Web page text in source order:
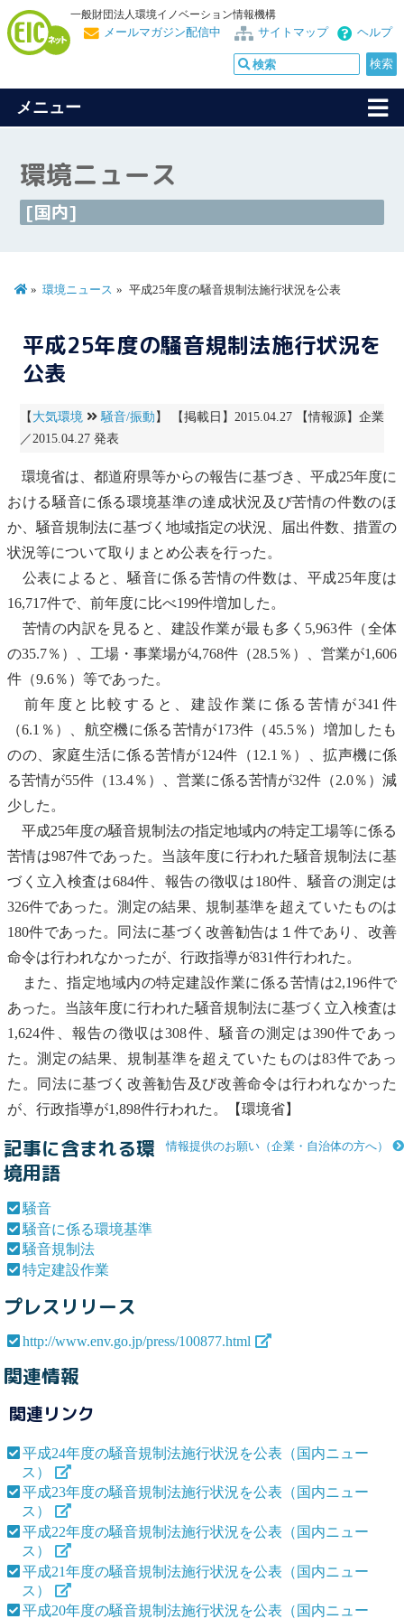
一般財団法人環境イノベーション情報機構
ヘルプ
サイトマップ
メールマガジン配信中
メニュー
環境ニュース
[国内]
環境ニュース 平成25年度の騒音規制法施行状況を公表
平成25年度の騒音規制法施行状況を
公表
【 大気環境 騒音/振動 】 【掲載日】2015.04.27 【情報源】企業
／2015.04.27 発表
環境省は、都道府県等からの報告に基づき、平成25年度に
おける騒音に係る環境基準の達成状況及び苦情の件数のほ
か、 騒音規制法に基づく地域指定の状況、届出件数、措置の
状況等について取りまとめ公表を行った。
公表によると、騒音に係る苦情の件数は、平成25年度は
16,717件で、前年度に比べ199件増加した。
苦情の内訳を見ると、建設作業が最も多く5,963件（全体
の35.7％）、工場・事業場が4,768件（28.5％）、営業が1,606
件（9.6％）等であった。
前年度と比較すると、建設作業に係る苦情が341件
（6.1％）、航空機に係る苦情が173件（45.5％）増加したも
のの、家庭生活に係る苦情が124件（12.1％）、拡声機に係
る苦情が55件（13.4％）、営業に係る苦情が32件（2.0％）減
少した。
平成25年度の騒音規制法の指定地域内の特定工場等に係る
苦情は987件であった。当該年度に行われた騒音規制法に基
づく立入検査は684件、報告の徴収は180件、 騒音の測定は
326件であった。測定の結果、規制基準を超えていたものは
180件であった。同法に基づく改善勧告は１件であり、改善
命令は行われなかったが、行政指導が831件行われた。
また、指定地域内の特定建設作業に係る苦情は2,196件で
あった。当該年度に行われた騒音規制法に基づく立入検査は
1,624件、報告の徴収は308件、騒音の測定は390件であっ
た。測定の結果、規制基準を超えていたものは83件であっ
た。同法に基づく改善勧告及び改善命令は行われなかった
が、行政指導が1,898件行われた。【環境省】
情報提供のお願い（企業・自治体の方へ）
記事に含まれる環
境用語
騒音
騒音に係る環境基準
騒音規制法
特定建設作業
プレスリリース
http://www.env.go.jp/press/100877.html
関連情報
関連リンク
平成24年度の騒音規制法施行状況を公表（国内ニュー
ス）
平成23年度の騒音規制法施行状況を公表（国内ニュー
ス）
平成22年度の騒音規制法施行状況を公表（国内ニュー
ス）
平成21年度の騒音規制法施行状況を公表（国内ニュー
ス）
平成20年度の騒音規制法施行状況を公表（国内ニュー